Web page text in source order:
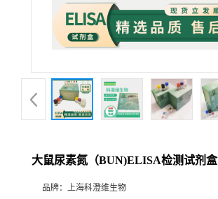
大鼠尿素氮（BUN)ELISA检测试剂盒
品牌：
上海科澄维生物